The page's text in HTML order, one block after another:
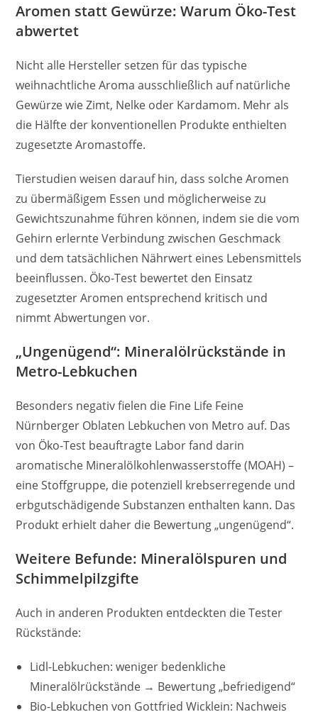
Aromen statt Gewürze: Warum Öko-Test
abwertet
Nicht alle Hersteller setzen für das typische
weihnachtliche Aroma ausschließlich auf natürliche
Gewürze wie Zimt, Nelke oder Kardamom. Mehr als
die Hälfte der konventionellen Produkte enthielten
zugesetzte Aromastoffe.
Tierstudien weisen darauf hin, dass solche Aromen
zu übermäßigem Essen und möglicherweise zu
Gewichtszunahme führen können, indem sie die vom
Gehirn erlernte Verbindung zwischen Geschmack
und dem tatsächlichen Nährwert eines Lebensmittels
beeinflussen. Öko-Test bewertet den Einsatz
zugesetzter Aromen entsprechend kritisch und
nimmt Abwertungen vor.
„Ungenügend“: Mineralölrückstände in
Metro-Lebkuchen
Besonders negativ fielen die Fine Life Feine
Nürnberger Oblaten Lebkuchen von Metro auf. Das
von Öko-Test beauftragte Labor fand darin
aromatische Mineralölkohlenwasserstoffe (MOAH) –
eine Stoffgruppe, die potenziell krebserregende und
erbgutschädigende Substanzen enthalten kann. Das
Produkt erhielt daher die Bewertung „ungenügend“.
Weitere Befunde: Mineralölspuren und
Schimmelpilzgifte
Auch in anderen Produkten entdeckten die Tester
Rückstände:
Lidl-Lebkuchen: weniger bedenkliche
Mineralölrückstände → Bewertung „befriedigend“
Bio-Lebkuchen von Gottfried Wicklein: Nachweis